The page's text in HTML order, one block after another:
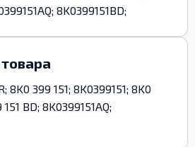
8K0399151BD;
8K0 399 151; 8K0399151; 8K0
BD; 8K0399151AQ;